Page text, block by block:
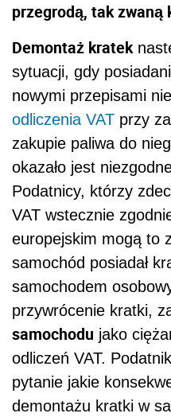
przegrodą, tak zwaną
Demontaż kratek
sytuacji, gdy
nowymi przepisami
odliczenia VAT przy
zakupie paliwa do
okazało jest
Podatnicy, którzy
VAT wstecznie
europejskim mogą to
samochód posiadał
samochodem
przywrócenie kratki,
samochodu jako
odliczeń VAT.
pytanie jakie
demontażu kratki w